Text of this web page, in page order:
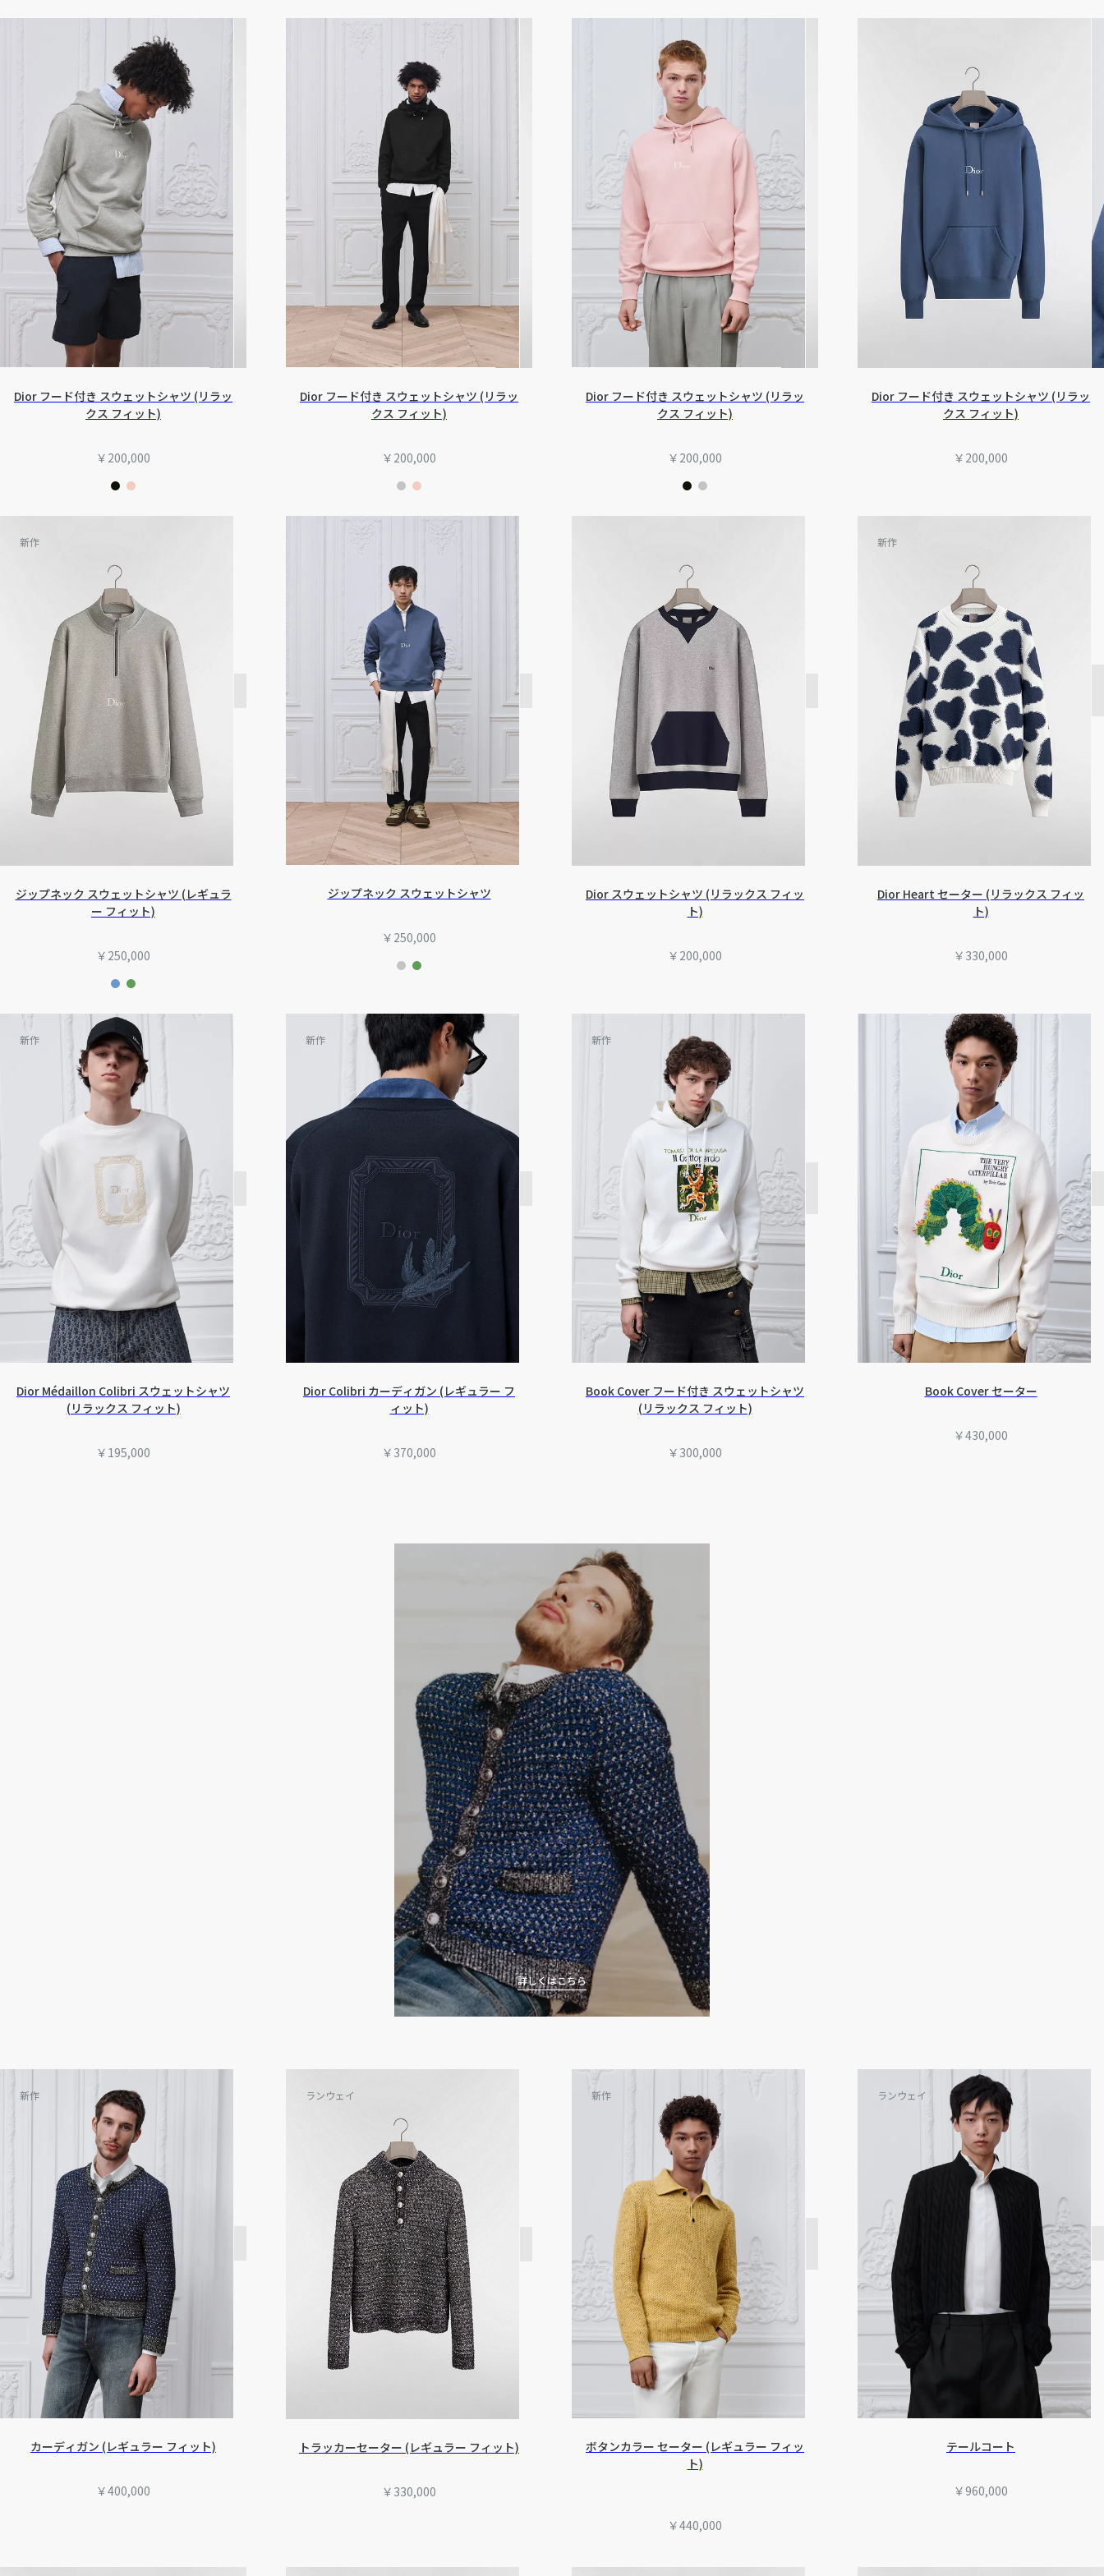
Dior フード付き スウェットシャツ (リラッ
クス フィット)
￥200,000
Dior フード付き スウェットシャツ (リラッ
クス フィット)
￥200,000
Dior フード付き スウェットシャツ (リラッ
クス フィット)
￥200,000
Dior フード付き スウェットシャツ (リラッ
クス フィット)
￥200,000
新作
ジップネック スウェットシャツ (レギュラ
ー フィット)
￥250,000
ジップネック スウェットシャツ
￥250,000
Dior スウェットシャツ (リラックス フィッ
ト)
￥200,000
新作
Dior Heart セーター (リラックス フィッ
ト)
￥330,000
新作
Dior Médaillon Colibri スウェットシャツ
(リラックス フィット)
￥195,000
新作
Dior Colibri カーディガン (レギュラー フ
ィット)
￥370,000
新作
Book Cover フード付き スウェットシャツ
(リラックス フィット)
￥300,000
Book Cover セーター
￥430,000
詳しくはこちら
新作
カーディガン (レギュラー フィット)
￥400,000
ランウェイ
トラッカーセーター (レギュラー フィット)
￥330,000
新作
ボタンカラー セーター (レギュラー フィッ
ト)
￥440,000
ランウェイ
テールコート
￥960,000